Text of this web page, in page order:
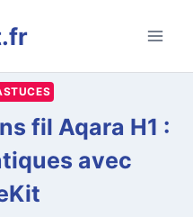
fil Aqara H1 :
avec